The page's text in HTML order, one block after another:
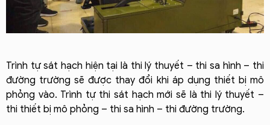
Trình tự sát hạch hiện tại là thi lý thuyết – thi sa hình – thi
đường trường sẽ được thay đổi khi áp dụng thiết bị mô
phỏng vào. Trình tự thi sát hạch mới sẽ là thi lý thuyết –
thi thiết bị mô phỏng – thi sa hình – thi đường trường.